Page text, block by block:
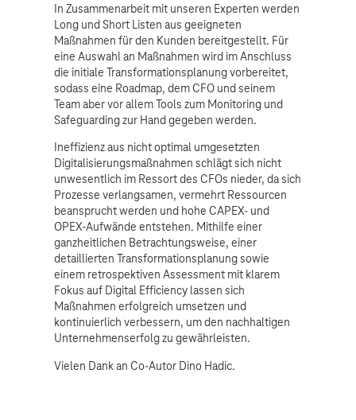
In Zusammenarbeit mit unseren Experten werden
Long und Short Listen aus geeigneten
Maßnahmen für den Kunden bereitgestellt. Für
eine Auswahl an Maßnahmen wird im Anschluss
die initiale Transformationsplanung vorbereitet,
sodass eine Roadmap, dem CFO und seinem
Team aber vor allem Tools zum Monitoring und
Safeguarding zur Hand gegeben werden.
Ineffizienz aus nicht optimal umgesetzten
Digitalisierungsmaßnahmen schlägt sich nicht
unwesentlich im Ressort des CFOs nieder, da sich
Prozesse verlangsamen, vermehrt Ressourcen
beansprucht werden und hohe CAPEX- und
OPEX-Aufwände entstehen. Mithilfe einer
ganzheitlichen Betrachtungsweise, einer
detaillierten Transformationsplanung sowie
einem retrospektiven Assessment mit klarem
Fokus auf Digital Efficiency lassen sich
Maßnahmen erfolgreich umsetzen und
kontinuierlich verbessern, um den nachhaltigen
Unternehmenserfolg zu gewährleisten.
Vielen Dank an Co-Autor Dino Hadic.